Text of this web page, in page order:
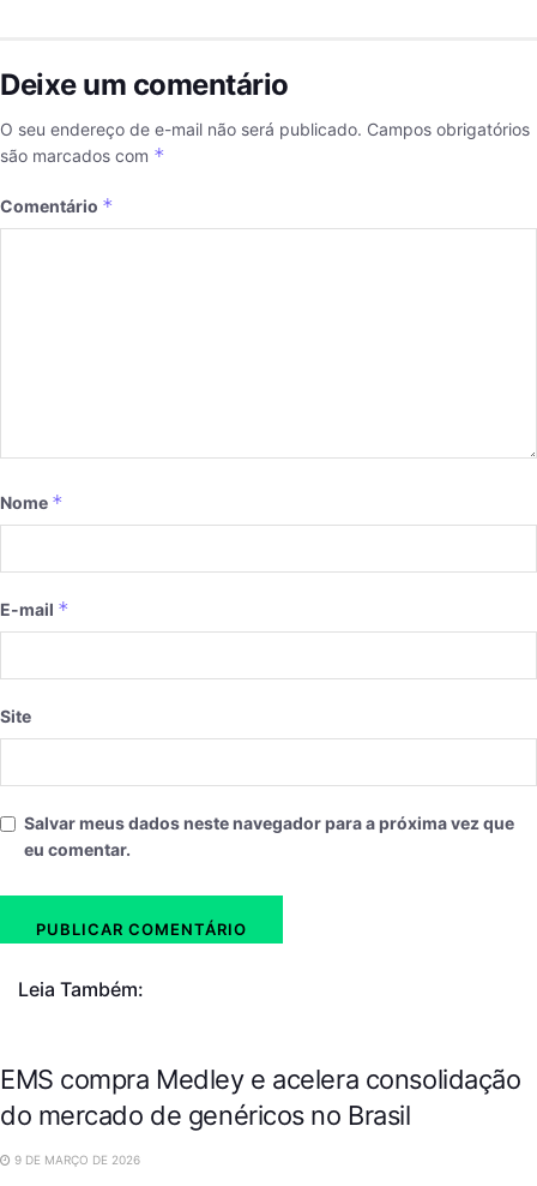
Deixe um comentário
O seu endereço de e-mail não será publicado. Campos obrigatórios
são marcados com *
Comentário *
Nome *
E-mail *
Site
Salvar meus dados neste navegador para a próxima vez que
eu comentar.
Leia Também:
EMS compra Medley e acelera consolidação
do mercado de genéricos no Brasil
9 DE MARÇO DE 2026